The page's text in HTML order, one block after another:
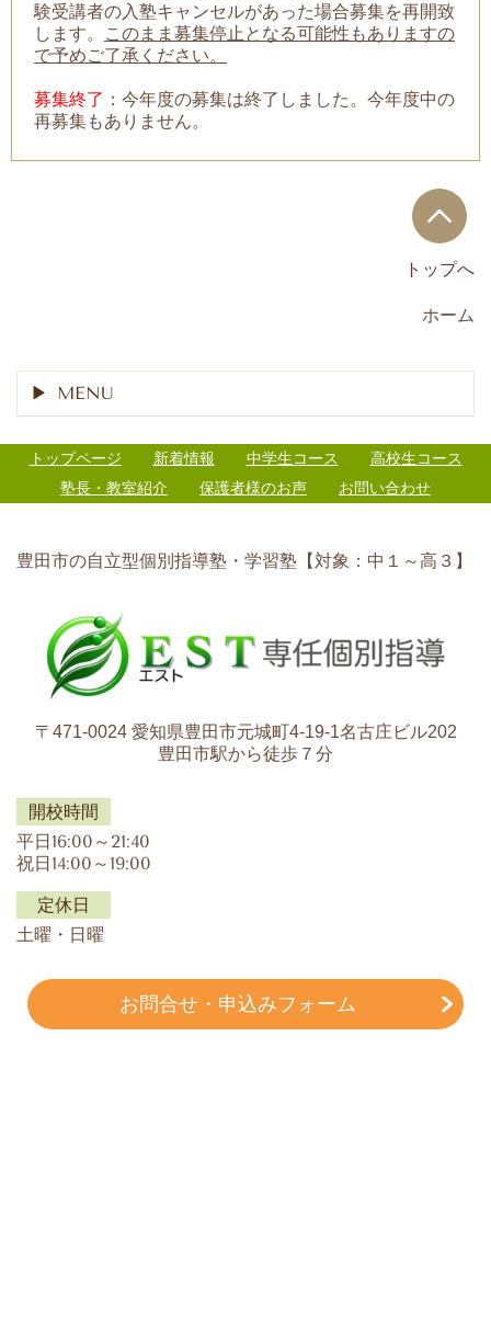
験受講者の入塾キャンセルがあった場合募集を再開致
します。
このまま募集停止となる可能性もありますの
で予めご了承ください。
募集終了 ：今年度の募集は終了しました。今年度中の
再募集もありません。
トップへ
ホーム
MENU
トップページ 新着情報 中学生コース
高校生コース
塾長・教室紹介
保護者様のお声 お問い合わせ
豊田市の自立型個別指導塾・学習塾【対象：中１～高３】
〒471-0024 愛知県豊田市元城町4-19-1名古庄ビル202
豊田市駅から徒歩７分
開校時間
平日16:00～21:40
祝日14:00～19:00
定休日
土曜・日曜
お問合せ・申込みフォーム